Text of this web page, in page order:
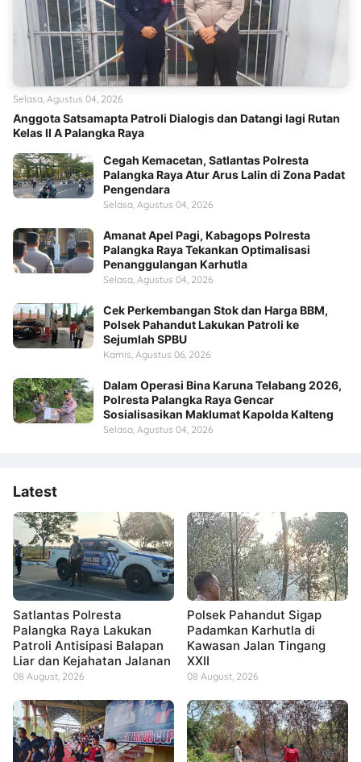
Anggota Satsamapta Patroli Dialogis dan Datangi lagi Rutan
Kelas II A Palangka Raya
Selasa, Agustus 04, 2026
Cegah Kemacetan, Satlantas Polresta
Palangka Raya Atur Arus Lalin di Zona Padat
Pengendara
Selasa, Agustus 04, 2026
Amanat Apel Pagi, Kabagops Polresta
Palangka Raya Tekankan Optimalisasi
Penanggulangan Karhutla
Selasa, Agustus 04, 2026
Cek Perkembangan Stok dan Harga BBM,
Polsek Pahandut Lakukan Patroli ke
Sejumlah SPBU
Kamis, Agustus 06, 2026
Dalam Operasi Bina Karuna Telabang 2026,
Polresta Palangka Raya Gencar
Sosialisasikan Maklumat Kapolda Kalteng
Selasa, Agustus 04, 2026
Latest
Satlantas Polresta
Palangka Raya Lakukan
Patroli Antisipasi Balapan
Liar dan Kejahatan Jalanan
08 August, 2026
Polsek Pahandut Sigap
Padamkan Karhutla di
Kawasan Jalan Tingang
XXII
08 August, 2026